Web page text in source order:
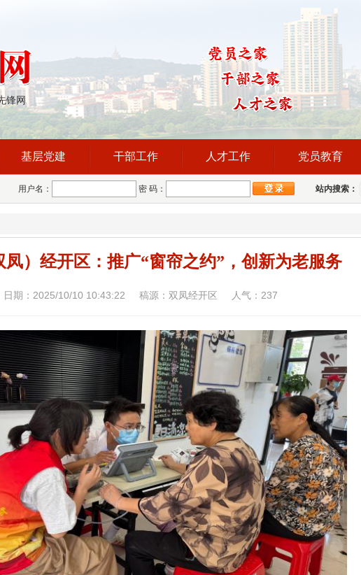
锋网
基层党建 干部工作 人才工作 党员教育
用户名： 密 码： 站内搜索：
凤）经开区：推广“窗帘之约”，创新为老服务
日期：2025/10/10 10:43:22 稿源：双凤经开区 人气： 237